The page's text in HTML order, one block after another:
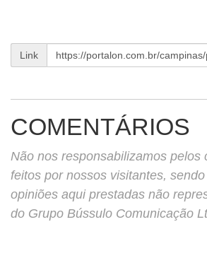
Link
COMENTÁRIOS
Não nos responsabilizamos pelos
feitos por nossos visitantes,
opiniões aqui prestadas não
do Grupo Bússulo Comunicação